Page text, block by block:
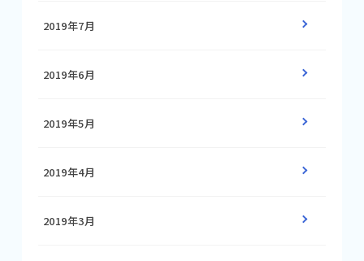
2019年7月
2019年6月
2019年5月
2019年4月
2019年3月